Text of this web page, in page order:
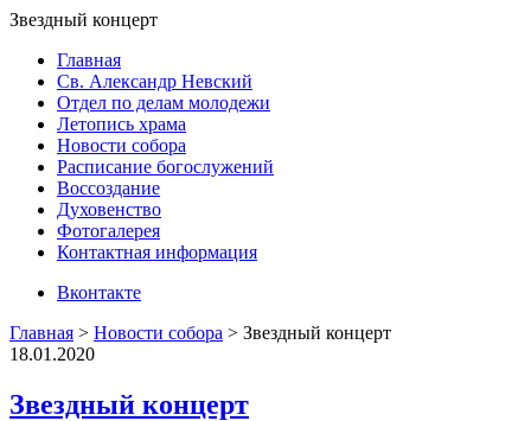
Звездный концерт
Главная
Св. Александр Невский
Отдел по делам молодежи
Летопись храма
Новости собора
Расписание богослужений
Воссоздание
Духовенство
Фотогалерея
Контактная информация
Вконтакте
Главная > Новости собора > Звездный концерт
18.01.2020
Звездный концерт